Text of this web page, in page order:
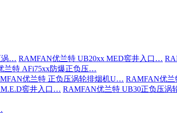
涡… RAMFAN优兰特 UB20xx MED窖井入口…
兰特 AFi75xx防爆正负压…
优兰特 正负压涡轮排烟机U… RAMFAN优
窖井入口… RAMFAN优兰特 UB30正负压涡